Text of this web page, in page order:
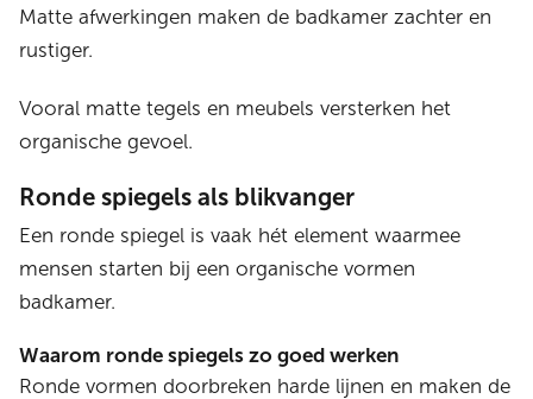
Matte afwerkingen maken de badkamer zachter en
rustiger.
Vooral matte tegels en meubels versterken het
organische gevoel.
Ronde spiegels als blikvanger
Een ronde spiegel is vaak hét element waarmee
mensen starten bij een organische vormen
badkamer.
Waarom ronde spiegels zo goed werken
Ronde vormen doorbreken harde lijnen en maken de